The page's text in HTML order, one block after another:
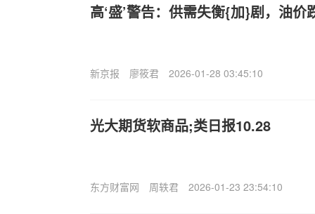
高‘盛’警告：供需失衡{加}剧，油
新京报 廖筱君 2026-01-28 03:45:10
光大期货软商品;类日报10.28
东方财富网 周轶君 2026-01-23 23:54:10